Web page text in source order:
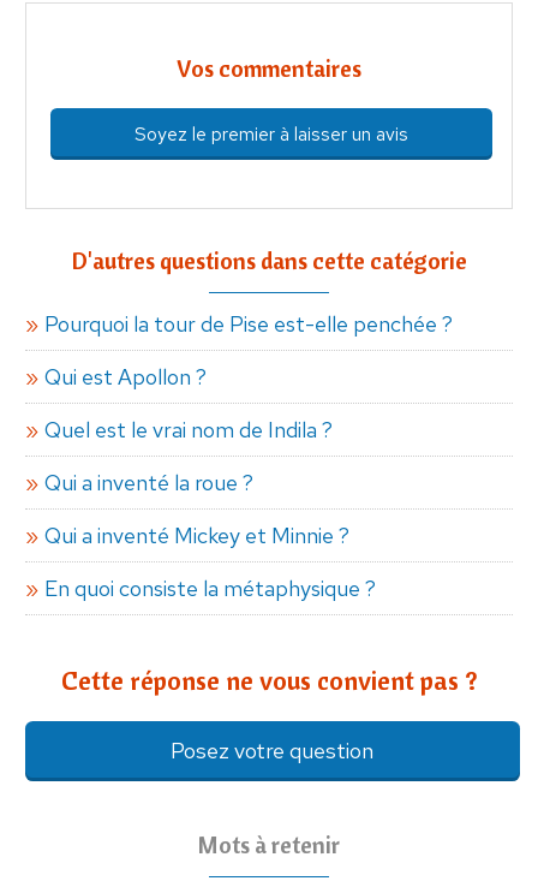
Vos commentaires
Soyez le premier à laisser un avis
D'autres questions dans cette catégorie
Pourquoi la tour de Pise est-elle penchée ?
Qui est Apollon ?
Quel est le vrai nom de Indila ?
Qui a inventé la roue ?
Qui a inventé Mickey et Minnie ?
En quoi consiste la métaphysique ?
Cette réponse ne vous convient pas ?
Posez votre question
Mots à retenir